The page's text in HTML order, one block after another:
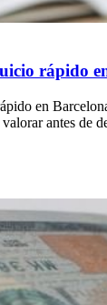
rápido
en
antes de